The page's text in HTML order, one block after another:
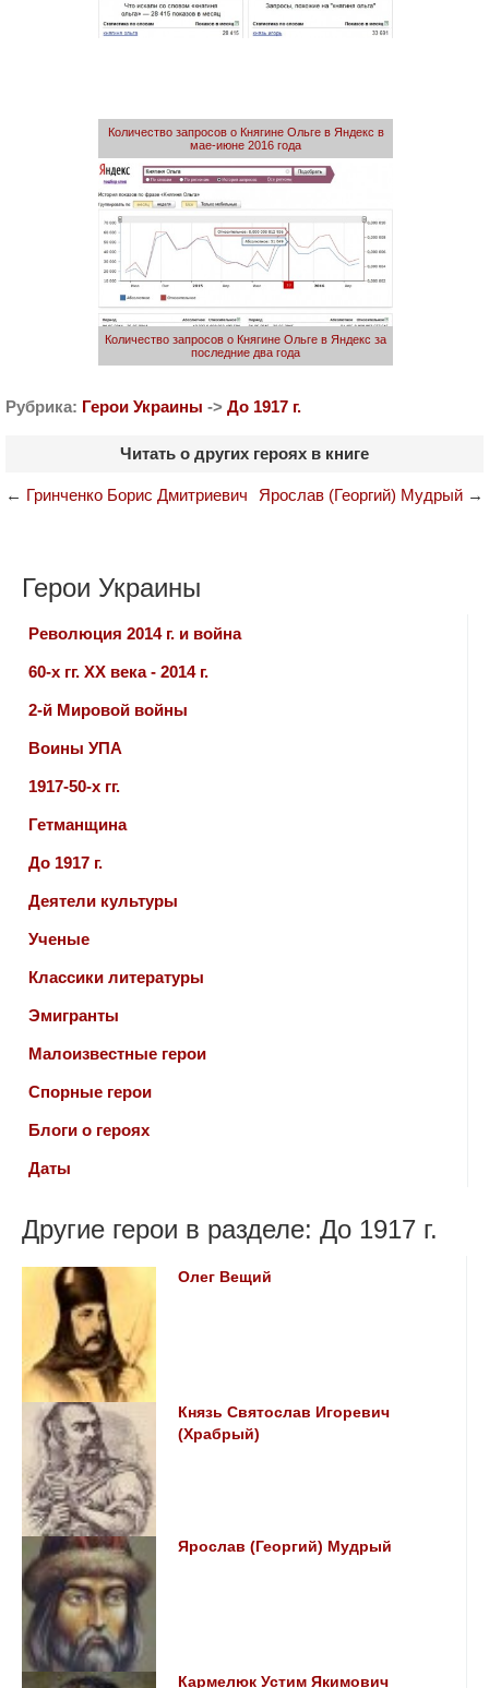
Количество запросов о Княгине Ольге в Яндекс в
мае-июне 2016 года
Количество запросов о Княгине Ольге в Яндекс за
последние два года
Рубрика: Герои Украины -> До 1917 г.
Читать о других героях в книге
← Гринченко Борис Дмитриевич Ярослав (Георгий) Мудрый →
Герои Украины
Революция 2014 г. и война
60-х гг. ХХ века - 2014 г.
2-й Мировой войны
Воины УПА
1917-50-х гг.
Гетманщина
До 1917 г.
Деятели культуры
Ученые
Классики литературы
Эмигранты
Малоизвестные герои
Спорные герои
Блоги о героях
Даты
Другие герои в разделе: До 1917 г.
Олег Вещий
Князь Святослав Игоревич
(Храбрый)
Ярослав (Георгий) Мудрый
Кармелюк Устим Якимович